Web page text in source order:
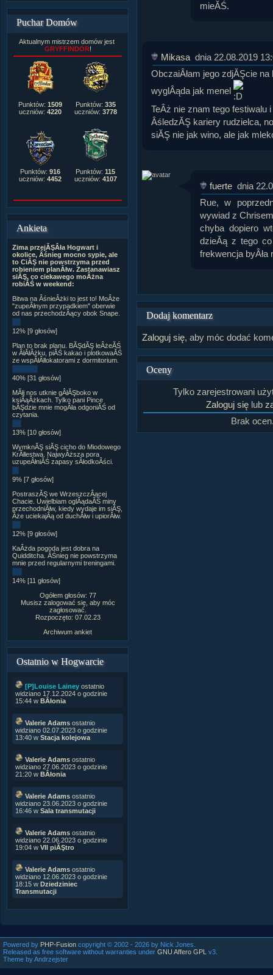
Puchar Domów
Aktualnym mistrzem domów jest
GRYFFINDOR!
Punktów: 1509
uczniów: 4220
Punktów: 335
uczniów: 3778
Punktów: 916
uczniów: 4452
Punktów: 115
uczniów: 4107
Ankieta
Zima przejĂŞÂła Hogwart i
okolice, Âśnieg mocno sypie, ale
to CiĂŞ nie powstrzyma przed
robieniem planĂłw. Zastanawiasz
siĂŞ, co ciekawego moÂżna
robiĂŚ w weekend:
Bitwa na ÂśnieÂżki to jest to! MoÂże
"zupeÂłnym przypadkiem" oberwie
od nas przechodzÂący obok Snape.
12% [9 głosów]
Plan to brak planu. BĂŞdĂŞ leÂżeĂŚ
w ÂłĂłÂżku, piĂŚ kakao i plotkowaĂŚ
ze wspĂłÂłlokatorami z dormitorium.
40% [31 głosów]
MĂłj nos utknie gÂłĂŞboko w
ksiÂąÂżkach. Tylko pani Pince
bĂŞdzie mnie mogÂła odgoniĂŚ od
czytania.
13% [10 głosów]
WymknĂŞ siĂŞ cicho do Miodowego
KrĂłlestwa. NajwyÂższa pora
uzupeÂłniĂŚ zapasy sÂłodkoÂści.
9% [7 głosów]
PostraszĂŞ we WrzeszczÂącej
Chacie. Uwielbiam oglÂądaĂŚ miny
przechodniĂłw, kiedy wydaje im siĂŞ,
Âże uciekajÂą od duchĂłw i upiorĂłw.
12% [9 głosów]
KaÂżda pogoda jest dobra na
Quidditcha. ÂŚnieg nie powstrzyma
mnie przed regularnymi treningami.
14% [11 głosów]
Ogółem głosów: 77
Musisz zalogować się, aby móc
zagłosować.
Rozpoczęto: 07.02.23
Archiwum ankiet
Ostatnio w Hogwarcie
[P]Louise Lainey ostatnio
widziano 17.12.2024 o godzinie
15:44 w BÂłonia
Valerie Adams ostatnio
widziano 02.07.2023 o godzinie
13:40 w Stacja kolejowa
Valerie Adams ostatnio
widziano 27.06.2023 o godzinie
21:20 w BÂłonia
Valerie Adams ostatnio
widziano 23.06.2023 o godzinie
16:46 w Sala transmutacji
Valerie Adams ostatnio
widziano 22.06.2023 o godzinie
19:04 w VII piĂŞtro
Valerie Adams ostatnio
widziano 12.06.2023 o godzinie
18:15 w Dziedziniec
Transmutacji
mieĂŚ.
Mikasa dnia 22.08.2019
ObczaiÂłam jego zdjĂŞcie
wyglÂąda jak menel
TeÂż nie znam tego festiwalu
ÂśledzĂŞ kariery rudzielca,
siĂŞ nie jak wino, ale jak
fuerte dnia
Rue, w
wywiad z
chyba dopiero
dzieĂą z tego
frekwencja byÂła
Dodaj komentarz
Zaloguj się, aby móc dodać
Oceny
Tylko zarejestrowani
Zaloguj się lub
Brak
Powered by PHP-Fusion copyright © 2002 - 2026 by Nick Jones.
Released as free software without warranties under GNU Affero GPL
v3.
Theme by Andrzejster